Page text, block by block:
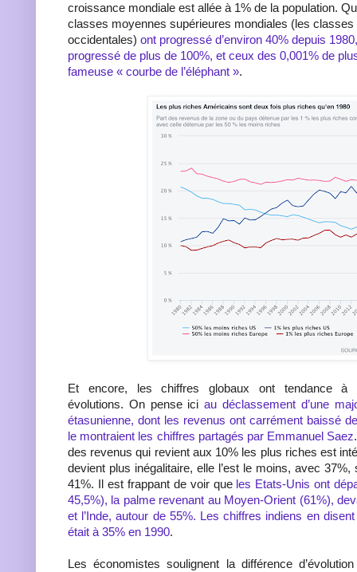
croissance mondiale est allée à 1% de la population.
classes moyennes supérieures mondiales (les
occidentales) ont progressé d’environ 40% depuis
progressé de plus de 100%, et ceux des 0,001% de
fameuse « courbe de l’éléphant ».
Et encore, les chiffres globaux ont tendance à
évolutions. On pense iciau déclassement d’une
étasunienne, dont les revenus ont carrément baissé
le montraient les chiffres partagés par Emmanuel Saez
des revenus qui revient aux 10% les plus riches est
devient plus inégalitaire, elle l’est le moins, avec
41%. Il est frappant de voir que les Etats-Unis ont
45,5%), la palme revenant au Moyen-Orient (61%),
et l’Inde, autour de 55%. Les chiffres indiens en
était à 35% en 1990.
Les économistes soulignent la différence